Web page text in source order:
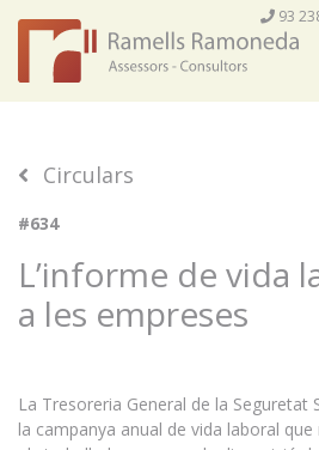
93
Circulars
#634
L’informe de vida
a les empreses
La Tresoreria General de la Seguretat
la campanya anual de vida laboral